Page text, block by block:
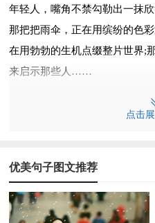
年轻人，嘴角不禁勾勒出一抹
那把把雨伞，正在用缤纷的色
在用勃勃的生机点缀整片世界;
来启示那些人……
2. 爬上山坡后，另外一边不再
木。它们俏生生地屹立着。杉
子也在我欣赏的眼睛里变得柔
3. 清风拂过，沙面上形成一个
山是青的，水是绿的，沙是白
点击
优美句子图文推荐